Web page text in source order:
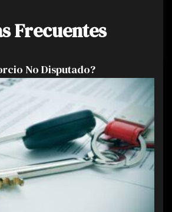
Frecuentes
No Disputado?